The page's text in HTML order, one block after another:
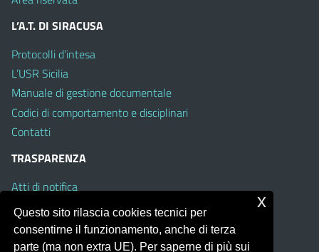
L’A.T. DI SIRACUSA
Protocolli d’intesa
L’USR Sicilia
Manuale di gestione documentale
Codici di comportamento e disciplinari
Contatti
TRASPARENZA
Atti di notifica
Albo on line
Amministrazione Trasparente
Obiettivi di Accessibilità
Questo sito rilascia cookies tecnici per
consentirne il funzionamento, anche di terza
parte (ma non extra UE). Per saperne di più sui
x